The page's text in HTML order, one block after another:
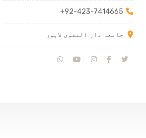
+92-423-7414665
جامعہ دار التقوی لاہور